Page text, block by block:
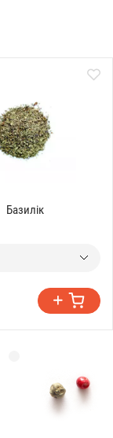
Базилік